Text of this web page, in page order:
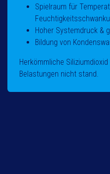
Spielraum für
Hoher Systemdruck &
Bildung von
Herkömmliche
Belastungen nicht stand.